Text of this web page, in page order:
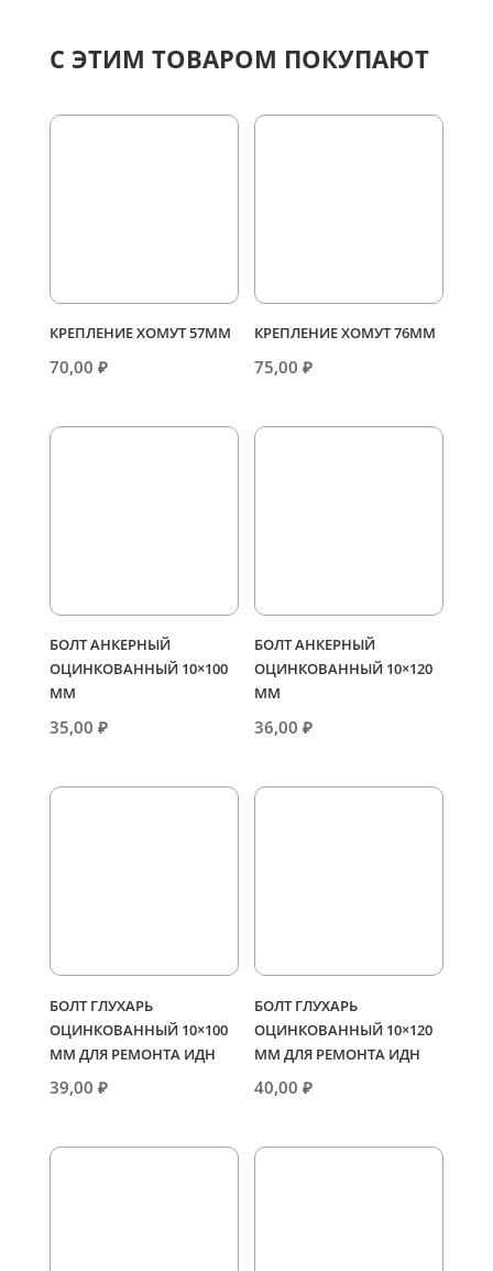
С ЭТИМ ТОВАРОМ ПОКУПАЮТ
КРЕПЛЕНИЕ ХОМУТ 57ММ
70,00 ₽
КРЕПЛЕНИЕ ХОМУТ 76ММ
75,00₽
БОЛТ АНКЕРНЫЙ
ОЦИНКОВАННЫЙ 10×100
ММ
35,00 ₽
БОЛТ АНКЕРНЫЙ
ОЦИНКОВАННЫЙ 10×120
ММ
36,00₽
БОЛТ ГЛУХАРЬ
ОЦИНКОВАННЫЙ 10×100
ММ ДЛЯ РЕМОНТА ИДН
39,00 ₽
БОЛТ ГЛУХАРЬ
ОЦИНКОВАННЫЙ 10×120
ММ ДЛЯ РЕМОНТА ИДН
40,00₽